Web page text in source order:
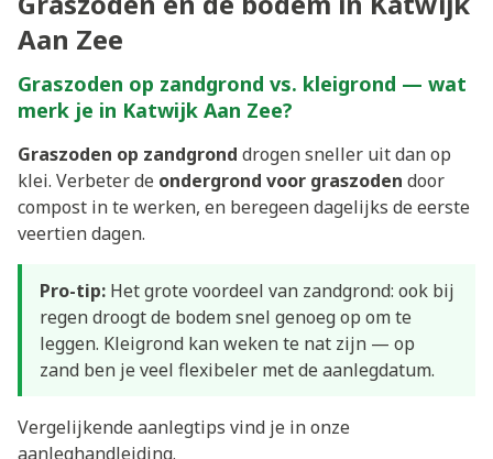
Aan Zee
Graszoden op zandgrond vs. kleigrond — wat
merk je in Katwijk Aan Zee?
Graszoden op zandgrond drogen sneller uit dan op
klei. Verbeter de ondergrond voor graszoden door
compost in te werken, en beregeen dagelijks de eerste
veertien dagen.
Pro-tip: Het grote voordeel van zandgrond: ook bij
regen droogt de bodem snel genoeg op om te
leggen. Kleigrond kan weken te nat zijn — op
zand ben je veel flexibeler met de aanlegdatum.
Vergelijkende aanlegtips vind je in onze
aanleghandleiding.